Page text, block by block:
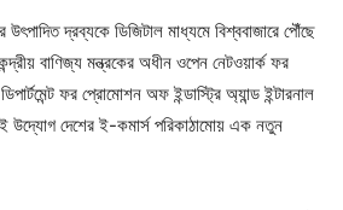
উৎপাদিত দ্রব্যকে ডিজিটাল মাধ্যমে বিশ্ববাজারে পৌঁছে
বাণিজ্য মন্ত্রকের অধীন ওপেন নেটওয়ার্ক ফর
ফর প্রোমোশন অফ ইন্ডাস্ট্রি অ্যান্ড ইন্টারনাল
দেশের ই-কমার্স পরিকাঠামোয় এক নতুন